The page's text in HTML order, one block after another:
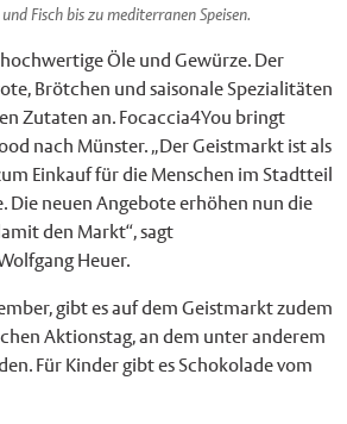
Fisch bis zu mediterranen Speisen.
Öle und Gewürze. Der
Brötchen und saisonale Spezialitäten
Zutaten an. Focaccia4You bringt
nach Münster. „Der Geistmarkt ist als
Einkauf für die Menschen im Stadtteil
Die neuen Angebote erhöhen nun die
den Markt“, sagt
Heuer.
gibt es auf dem Geistmarkt zudem
Aktionstag, an dem unter anderem
Für Kinder gibt es Schokolade vom